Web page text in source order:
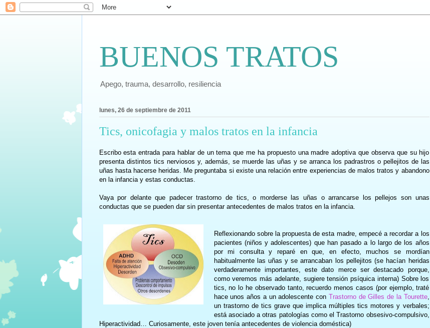
BUENOS TRATOS
Apego, trauma, desarrollo, resiliencia
lunes, 26 de septiembre de 2011
Tics, onicofagia y malos tratos en la infancia
Escribo esta entrada para hablar de un tema que me ha propuesto una madre adoptiva que observa que su hijo
presenta distintos tics nerviosos y, además, se muerde las uñas y se arranca los padrastros o pellejitos de las
uñas hasta hacerse heridas. Me preguntaba si existe una relación entre experiencias de malos tratos y abandono
en la infancia y estas conductas.
Vaya por delante que padecer trastorno de tics, o morderse las uñas o arrancarse los pellejos son unas
conductas que se pueden dar sin presentar antecedentes de malos tratos en la infancia.
Reflexionando sobre la propuesta de esta madre, empecé a recordar a los
pacientes (niños y adolescentes) que han pasado a lo largo de los años
por mi consulta y reparé en que, en efecto, muchos se mordían
habitualmente las uñas y se arrancaban los pellejitos (se hacían heridas
verdaderamente importantes, este dato merce ser destacado porque,
como veremos más adelante, sugiere tensión psíquica interna) Sobre los
tics, no lo he observado tanto, recuerdo menos casos (por ejemplo, traté
hace unos años a un adolescente con Trastorno de Gilles de la Tourette,
un trastorno de tics grave que implica múltiples tics motores y verbales;
está asociado a otras patologías como el Trastorno obsesivo-compulsivo,
Hiperactividad… Curiosamente, este joven tenía antecedentes de violencia doméstica)